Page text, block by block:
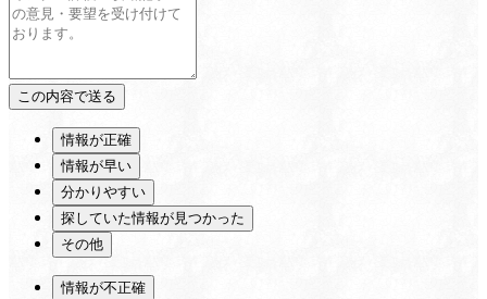
情報が正確
情報が早い
分かりやすい
探していた情報が見つかった
その他
情報が不正確